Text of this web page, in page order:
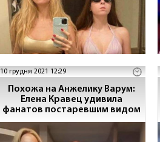
10 грудня 2021 12:29
Похожа на Анжелику Варум:
Елена Кравец удивила
фанатов постаревшим видом